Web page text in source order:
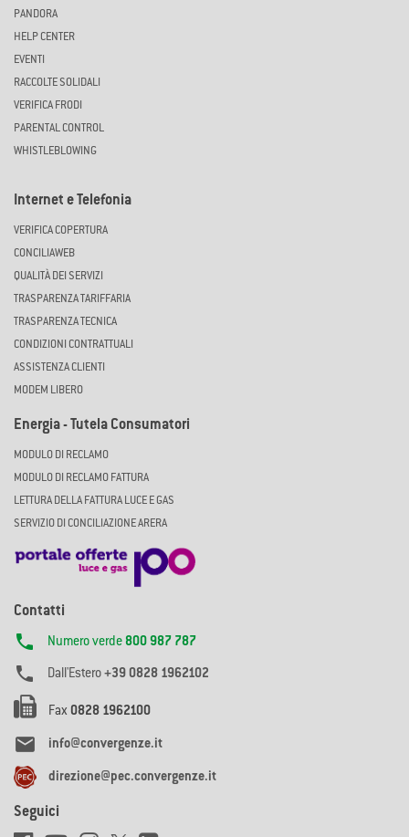
PANDORA
HELP CENTER
EVENTI
RACCOLTE SOLIDALI
VERIFICA FRODI
PARENTAL CONTROL
WHISTLEBLOWING
Internet e Telefonia
VERIFICA COPERTURA
CONCILIAWEB
QUALITÀ DEI SERVIZI
TRASPARENZA TARIFFARIA
TRASPARENZA TECNICA
CONDIZIONI CONTRATTUALI
ASSISTENZA CLIENTI
MODEM LIBERO
Energia - Tutela Consumatori
MODULO DI RECLAMO
MODULO DI RECLAMO FATTURA
LETTURA DELLA FATTURA LUCE E GAS
SERVIZIO DI CONCILIAZIONE ARERA
Contatti
 Numero verde 800 987 787
 Dall'Estero +39 0828 1962102
Fax 0828 1962100
 info@convergenze.it
direzione@pec.convergenze.it
Seguici